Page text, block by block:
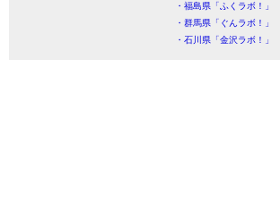
・福島県「ふくラボ！」
・群馬県「ぐんラボ！」
・石川県「金沢ラボ！」